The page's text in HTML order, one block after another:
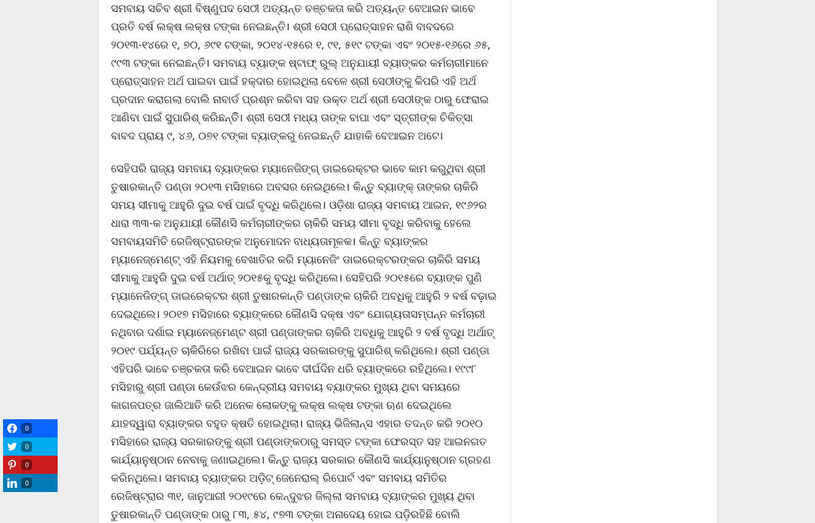
ସମବାୟ ସଚିବ ଶ୍ରୀ ବିଷ୍ଣୁପଦ ସେଠୀ ଅତ୍ୟନ୍ତ ଚଞ୍ଚକତା କରି ଅତ୍ୟନ୍ତ ବେଆଇନ ଭାବେ
ପ୍ରତି ବର୍ଷ ଲକ୍ଷ ଲକ୍ଷ ଟଙ୍କା ନେଇଛନ୍ତି। ଶ୍ରୀ ସେଠୀ ପ୍ରୋତ୍ସାହନ ରାଶି ବାବଦରେ
୨୦୧୩-୧୪ରେ ୧, ୭୦, ୬୯୧ ଟଙ୍କା, ୨୦୧୪-୧୫ରେ ୧, ୯୧, ୫୧୯ ଟଙ୍କା ଏବଂ ୨୦୧୫-୧୬ରେ ୬୫,
୯୯୩ ଟଙ୍କା ନେଇଛନ୍ତି। ସମବାୟ ବ୍ୟାଙ୍କ ଷ୍ଟାଫ୍ ରୁଲ୍ ଅନୁଯାୟୀ ବ୍ୟାଙ୍କର କର୍ମଚାରୀମାନେ
ପ୍ରୋତ୍ସାହନ ଅର୍ଥ ପାଇବା ପାଇଁ ହକ୍ଦାର ହୋଇଥିଲା ବେଳେ ଶ୍ରୀ ସେଠୀଙ୍କୁ କିପରି ଏହି ଅର୍ଥ
ପ୍ରଦାନ କରାଗଲା ବୋଲି ନାବାର୍ଡ ପ୍ରଶ୍ନ କରିବା ସହ ଉକ୍ତ ଅର୍ଥ ଶ୍ରୀ ସେଠୀଙ୍କ ଠାରୁ ଫେରାଇ
ଆଣିବା ପାଇଁ ସୁପାରିଶ୍ କରିଛନ୍ତିି। ଶ୍ରୀ ସେଠୀ ମଧ୍ୟ ତାଙ୍କ ବାପା ଏବଂ ସ୍ତ୍ରୀଙ୍କ ଚିକିତ୍ସା
ବାବଦ ପ୍ରାୟ ୯, ୪୬, ୦୭୧ ଟଙ୍କା ବ୍ୟାଙ୍କରୁ ନେଇଛନ୍ତି ଯାହାକି ବେଆଇନ ଅଟେ।
ସେହିପରି ରାଜ୍ୟ ସମବାୟ ବ୍ୟାଙ୍କର ମ୍ୟାନେଜିଙ୍ଗ୍ ଡାଇରେକ୍ଟର ଭାବେ କାମ କରୁଥିବା ଶ୍ରୀ
ତୁଷାରକାନ୍ତି ପଣ୍ଡା ୨୦୧୩ ମସିହାରେ ଅବସର ନେଇଥିଲେ। କିନ୍ତୁ ବ୍ୟାଙ୍କ୍ ତାଙ୍କର ଚାକିରି
ସମୟ ସୀମାକୁ ଆହୁରି ଦୁଇ ବର୍ଷ ପାଇଁ ବୃଦ୍ଧି କରିଥିଲେ। ଓଡ଼ିଶା ରାଜ୍ୟ ସମବାୟ ଆଇନ, ୧୯୬୨ର
ଧାରା ୩୩-କ ଅନୁଯାୟୀ କୌଣସି କର୍ମଚାରୀଙ୍କର ଚାକିରି ସମୟ ସୀମା ବୃଦ୍ଧି କରିବାକୁ ହେଲେ
ସମବାୟସମିତି ରେଜିଷ୍ଟ୍ରାରଙ୍କ ଅନୁମୋଦନ ବାଧ୍ୟତାମୂଳକ। କିନ୍ତୁ ବ୍ୟାଙ୍କର
ମ୍ୟାନେଜ୍ମେଣ୍ଟ୍ ଏହି ନିୟମକୁ ବେଖାତିର କରି ମ୍ୟାନେଜିଂ ଡାଇରେକ୍ଟରଙ୍କର ଚାକିରି ସମୟ
ସୀମାକୁ ଆହୁରି ଦୁଇ ବର୍ଷ ଅର୍ଥାତ୍ ୨୦୧୫କୁ ବୃଦ୍ଧି କରିଥିଲେ। ସେହିପରି ୨୦୧୫ରେ ବ୍ୟାଙ୍କ ପୁଣି
ମ୍ୟାନେଜିଙ୍ଗ୍ ଡାଇରେକ୍ଟର ଶ୍ରୀ ତୁଷାରକାନ୍ତି ପଣ୍ଡାଙ୍କ ଚାକିରି ଅବଧିକୁ ଆହୁରି ୨ ବର୍ଷ ବଢ଼ାଇ
ଦେଇଥିଲେ। ୨୦୧୭ ମସିହାରେ ବ୍ୟାଙ୍କରେ କୌଣସି ଦକ୍ଷ ଏବଂ ଯୋଗ୍ୟତାସମ୍ପନ୍ନ କର୍ମଚାରୀ
ନଥିବାର ଦର୍ଶାଇ ମ୍ୟାନେଜ୍ମେଣ୍ଟ ଶ୍ରୀ ପଣ୍ଡାଙ୍କର ଚାକିରି ଅବଧିକୁ ଆହୁରି ୨ ବର୍ଷ ବୃଦ୍ଧି ଅର୍ଥାତ୍
୨୦୧୯ ପର୍ଯ୍ୟନ୍ତ ଚାକିରିରେ ରଖିବା ପାଇଁ ରାଜ୍ୟ ସରକାରଙ୍କୁ ସୁପାରିଶ୍ କରିଥିଲେ। ଶ୍ରୀ ପଣ୍ଡା
ଏହିପରି ଭାବେ ଚଞ୍ଚକତା କରି ବେଆଇନ ଭାବେ ଦୀର୍ଘଦିନ ଧରି ବ୍ୟାଙ୍କରେ ରହିଥିଲେ। ୧୯୯୮
ମସିହାରୁ ଶ୍ରୀ ପଣ୍ଡା କେଉଁଝର କେନ୍ଦ୍ରୀୟ ସମବାୟ ବ୍ୟାଙ୍କର ମୁଖ୍ୟ ଥିବା ସମୟରେ
କାଗଜପତ୍ର ଜାଲିଆତି କରି ଅନେକ ଲୋକଙ୍କୁ ଲକ୍ଷ ଲକ୍ଷ ଟଙ୍କା ଋଣ ଦେଇଥିଲେ
ଯାହଦ୍ୱାରା ବ୍ୟାଙ୍କର ବହୁତ କ୍ଷତି ହୋଇଥିଲା। ରାଜ୍ୟ ଭିଜିଲାନ୍ସ ଏହାର ତଦନ୍ତ କରି ୨୦୧୦
ମସିହାରେ ରାଜ୍ୟ ସରକାରଙ୍କୁ ଶ୍ରୀ ପଣ୍ଡାଙ୍କଠାରୁ ସମସ୍ତ ଟଙ୍କା ଫେରସ୍ତ ସହ ଆଇନଗତ
କାର୍ଯ୍ୟାନୁଷ୍ଠାନ ନେବାକୁ ଜଣାଇଥିଲେ। କିନ୍ତୁ ରାଜ୍ୟ ସରକାର କୌଣସି କାର୍ଯ୍ୟାନୁଷ୍ଠାନ ଗ୍ରହଣ
କରିନଥିଲେ। ସମବାୟ ବ୍ୟାଙ୍କର ଅଡ଼ିଟ୍ ଜେନେରାଲ୍ ରିପୋର୍ଟ ଏବଂ ସମବାୟ ସମିତିର
ରେଜିଷ୍ଟ୍ରାର ୩୧, ଜାନୁଆରୀ ୨୦୧୯ରେ କେନ୍ଦୁଝର ଜିଲ୍ଲା ସମବାୟ ବ୍ୟାଙ୍କର ମୁଖ୍ୟ ଥିବା
ତୁଷାରକାନ୍ତି ପଣ୍ଡାଙ୍କ ଠାରୁ ୮୩, ୫୪, ୯୭୩ ଟଙ୍କା ଅନାଦେୟ ହୋଇ ପଡ଼ିରହିଛି ବୋଲି
0
0
0
0